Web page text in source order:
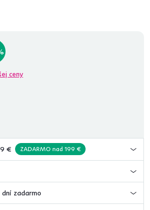
ceny
€ ZADARMO nad 199 €
zadarmo